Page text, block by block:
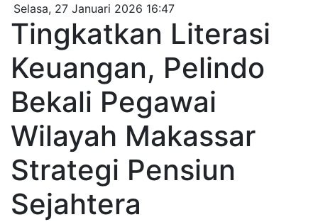
Selasa, 27 Januari 2026 16:47
Tingkatkan Literasi
Keuangan, Pelindo
Bekali Pegawai
Wilayah Makassar
Strategi Pensiun
Sejahtera